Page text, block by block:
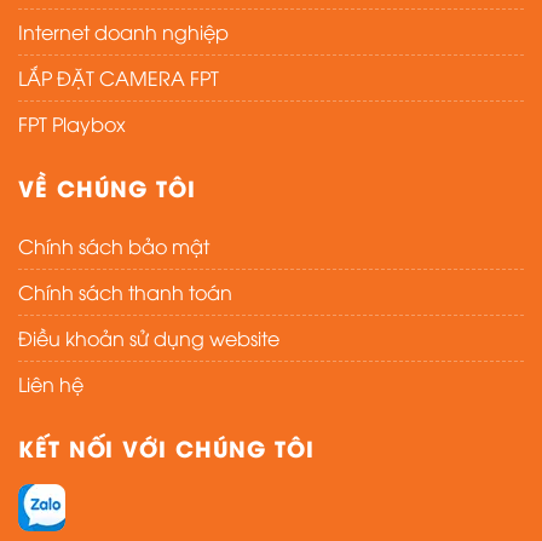
Internet doanh nghiệp
LẮP ĐẶT CAMERA FPT
FPT Playbox
VỀ CHÚNG TÔI
Chính sách bảo mật
Chính sách thanh toán
Điều khoản sử dụng website
Liên hệ
KẾT NỐI VỚI CHÚNG TÔI